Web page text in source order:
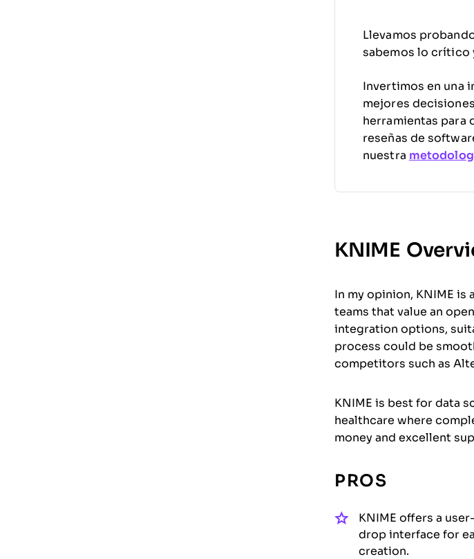
Llevamos
sabemos lo crítico
Invertimos en una
mejores
herramientas para
reseñas de
nuestra
KNIME
In my opinion, KNIME
teams that value an
integration options,
process could be
competitors such as
KNIME is best for data
healthcare where
money and excellent
PROS
KNIME offers a
drop interface for
creation.